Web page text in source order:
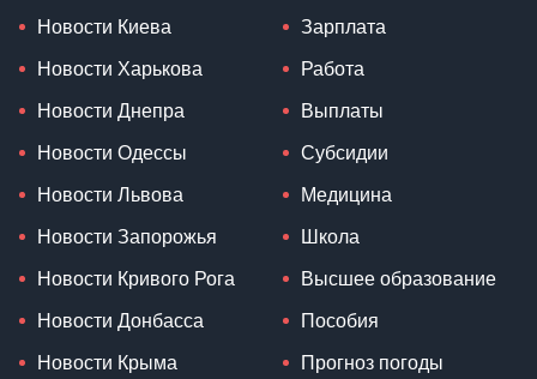
Новости Киева
Новости Харькова
Новости Днепра
Новости Одессы
Новости Львова
Новости Запорожья
Новости Кривого Рога
Новости Донбасса
Новости Крыма
Зарплата
Работа
Выплаты
Субсидии
Медицина
Школа
Высшее образование
Пособия
Прогноз погоды